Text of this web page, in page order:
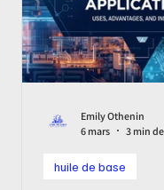
huile de base
Emily Othenin
6 mars
3 min